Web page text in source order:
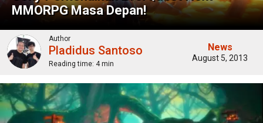
MMORPG Masa Depan!
Author
Pladidus Santoso
Reading time: 4 min
News
August 5, 2013